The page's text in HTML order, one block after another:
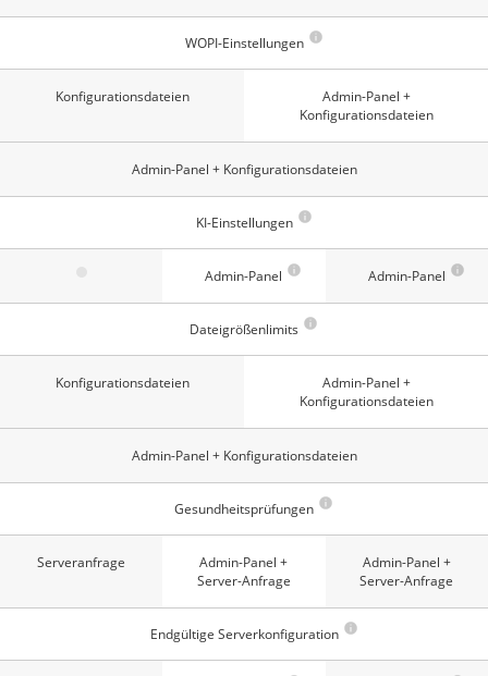
WOPI-Einstellungen
Konfigurationsdateien
Admin-Panel +
Konfigurationsdateien
Admin-Panel + Konfigurationsdateien
KI-Einstellungen
Admin-Panel Admin-Panel
Dateigrößenlimits
Konfigurationsdateien
Admin-Panel +
Konfigurationsdateien
Admin-Panel + Konfigurationsdateien
Gesundheitsprüfungen
Serveranfrage
Admin-Panel +
Server-Anfrage
Admin-Panel +
Server-Anfrage
Endgültige Serverkonfiguration